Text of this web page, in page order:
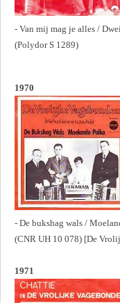
- Van mij mag je alles /
(Polydor S 1289)
1970
- De bukshag wals /
(CNR UH 10 078) [De
1971